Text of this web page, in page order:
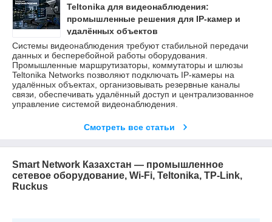
Teltonika для видеонаблюдения:
промышленные решения для IP-камер и
удалённых объектов
Системы видеонаблюдения требуют стабильной передачи
данных и бесперебойной работы оборудования.
Промышленные маршрутизаторы, коммутаторы и шлюзы
Teltonika Networks позволяют подключать IP-камеры на
удалённых объектах, организовывать резервные каналы
связи, обеспечивать удалённый доступ и централизованное
управление системой видеонаблюдения.
Смотреть все статьи
Smart Network Казахстан — промышленное
сетевое оборудование, Wi-Fi, Teltonika, TP-Link,
Ruckus